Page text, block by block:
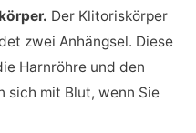
Der Klitoriskörper
zwei Anhängsel. Diese
Harnröhre und den
sich mit Blut, wenn Sie